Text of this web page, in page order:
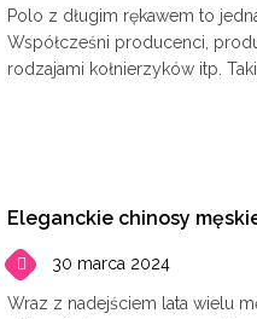
Polo z długim rękawem to
Współcześni producenci,
rodzajami kołnierzyków itp.
Eleganckie chinosy
30 marca 2024
Wraz z nadejściem lata wielu